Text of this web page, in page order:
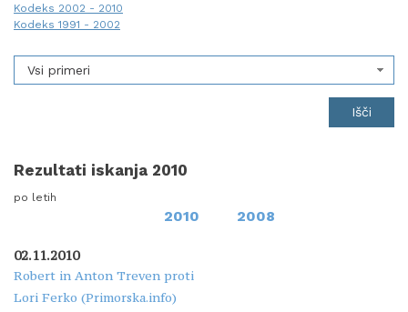
Kodeks 2002 - 2010
Kodeks 1991 - 2002
Vsi primeri
Rezultati iskanja 2010
po letih
2010 2008
02.11.2010
Robert in Anton Treven proti
Lori Ferko (Primorska.info)